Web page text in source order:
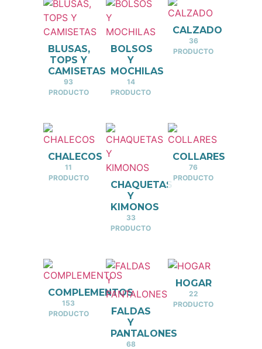
BLUSAS,
TOPS Y
CAMISETAS
93
PRODUCTO
BOLSOS
Y
MOCHILAS
14
PRODUCTO
CALZADO
36
PRODUCTO
CHALECOS
11
PRODUCTO
CHAQUETAS
Y
KIMONOS
33
PRODUCTO
COLLARES
76
PRODUCTO
COMPLEMENTOS
153
PRODUCTO
FALDAS
Y
PANTALONES
68
HOGAR
22
PRODUCTO